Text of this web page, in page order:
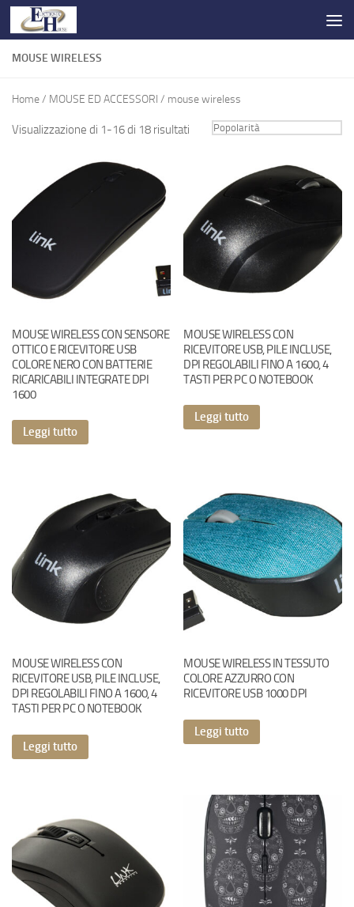
Salta al contenuto
MOUSE WIRELESS
Home/ MOUSE ED ACCESSORI / mouse wireless
Visualizzazione di 1-16 di 18 risultati
MOUSE WIRELESS CON SENSORE
OTTICO E RICEVITORE USB
COLORE NERO CON BATTERIE
RICARICABILI INTEGRATE DPI
1600
Leggi tutto
MOUSE WIRELESS CON
RICEVITORE USB, PILE INCLUSE,
DPI REGOLABILI FINO A 1600, 4
TASTI PER PC O NOTEBOOK
Leggi tutto
MOUSE WIRELESS CON
RICEVITORE USB, PILE INCLUSE,
DPI REGOLABILI FINO A 1600, 4
TASTI PER PC O NOTEBOOK
Leggi tutto
MOUSE WIRELESS IN TESSUTO
COLORE AZZURRO CON
RICEVITORE USB 1000 DPI
Leggi tutto